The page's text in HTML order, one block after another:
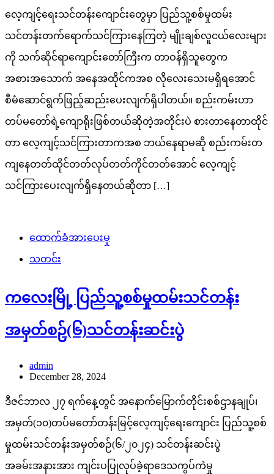
လေ့ကျင့်ရေးသင်တန်းကျောင်းတွေမှာ ပြည်သူ့စစ်မှုထမ်း
သင်တန်းတက်ရောက်သင်ကြားနေကြတဲ့ မျိုးချစ်လူငယ်လေးများ
ကို သက်ဆိုင်ရာကျောင်းတော်ကြီးက တာဝန်ရှိသူတွေက
အစားအသောက် အနေအထိုင်ကအစ လိုလေးသေးမရှိရအောင်
စီမံဆောင်ရွက်ဖြည့်ဆည်းပေးလျက်ရှိပါတယ်။ စည်းကမ်းဟာ
တပ်မတော်ရဲ့ကျောရိုးဖြစ်တယ်ဆိုတဲ့အတိုင်းပဲ စားတာနေတာထိုင်
တာ လေ့ကျင့်သင်ကြားတာကအစ ဘယ်နေရာမဆို စည်းကမ်းတ
ကျနေတတ်ထိုင်တတ်လုပ်တတ်ကိုင်တတ်အောင် လေ့ကျင့်
သင်ကြားပေးလျက်ရှိနေတယ်ဆိုတာ […]
ထောက်ခံအားပေးမှု
သတင်း
ကလေးမြို့ ပြည်သူ့စစ်မှုထမ်းသင်တန်း
အမှတ်စဉ်(၆)သင်တန်းဆင်းပွဲ
admin
December 28, 2024
ဒီဇင်ဘာလ ၂၇ ရက်နေ့တွင် အနောက်မြောက်တိုင်းစစ်ဌာနချုပ်၊
အမှတ်(၁၀)တပ်မတော်တန်းမြင့်လေ့ကျင့်ရေးကျောင်း ပြည်သူ့စစ်
မှုထမ်းသင်တန်းအမှတ်စဉ်(၆/၂၀၂၄) သင်တန်းဆင်းပွဲ
အခမ်းအနားအား ကျင်းပပြုလုပ်ခဲ့ရာဒေသကွပ်ကဲမှု